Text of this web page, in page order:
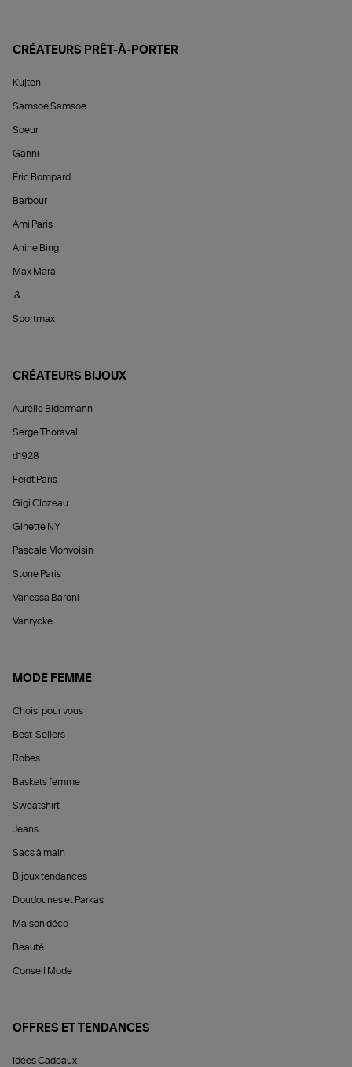
CRÉATEURS PRÊT-À-PORTER
Kujten
Samsoe Samsoe
Soeur
Ganni
Éric Bompard
Barbour
Ami Paris
Anine Bing
Max Mara
&
Sportmax
CRÉATEURS BIJOUX
Aurélie Bidermann
Serge Thoraval
d1928
Feidt Paris
Gigi Clozeau
Ginette NY
Pascale Monvoisin
Stone Paris
Vanessa Baroni
Vanrycke
MODE FEMME
Choisi pour vous
Best-Sellers
Robes
Baskets femme
Sweatshirt
Jeans
Sacs à main
Bijoux tendances
Doudounes et Parkas
Maison déco
Beauté
Conseil Mode
OFFRES ET TENDANCES
Idées Cadeaux